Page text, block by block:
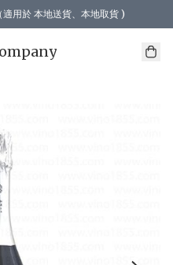
用於 本地送貨、本地取貨 )